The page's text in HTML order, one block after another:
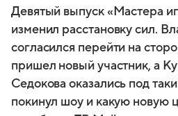
Девятый выпуск «Мастера
изменил расстановку сил.
согласился перейти на
пришел новый участник, а
Седокова оказались под
покинул шоу и какую новую